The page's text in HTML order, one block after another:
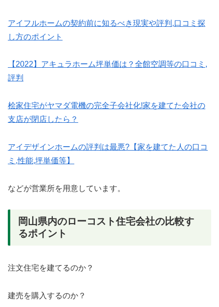
アイフルホームの契約前に知るべき現実や評判,口コミ探
し方のポイント
【2022】アキュラホーム坪単価は？全館空調等の口コミ,
評判
桧家住宅がヤマダ電機の完全子会社化!家を建てた会社の
支店が閉店したら？
アイデザインホームの評判は最悪?【家を建てた人の口コ
ミ,性能,坪単価等】
などが営業所を用意しています。
岡山県内のローコスト住宅会社の比較す
るポイント
注文住宅を建てるのか？
建売を購入するのか？